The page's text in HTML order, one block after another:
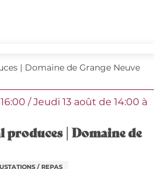
| Domaine de Grange Neuve
/ Jeudi 13 août de 14:00 à
| Domaine de
/ REPAS